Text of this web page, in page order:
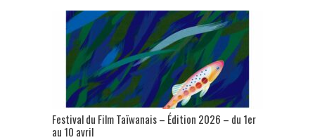
Festival du Film Taïwanais – Édition 2026 – du 1er
au 10 avril